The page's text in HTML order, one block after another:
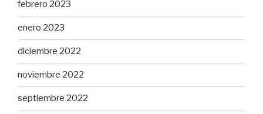
febrero 2023
enero 2023
diciembre 2022
noviembre 2022
septiembre 2022